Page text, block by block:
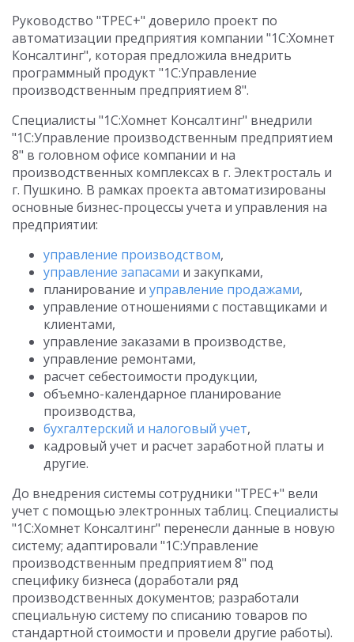
Руководство "ТРЕС+" доверило проект по
автоматизации предприятия компании "1С:Хомнет
Консалтинг", которая предложила внедрить
программный продукт "1С:Управление
производственным предприятием 8".
Специалисты "1С:Хомнет Консалтинг" внедрили
"1С:Управление производственным предприятием
8" в головном офисе компании и на
производственных комплексах в г. Электросталь и
г. Пушкино. В рамках проекта автоматизированы
основные бизнес-процессы учета и управления на
предприятии:
управление производством,
управление запасами и закупками,
планирование и управление продажами,
управление отношениями с поставщиками и
клиентами,
управление заказами в производстве,
управление ремонтами,
расчет себестоимости продукции,
объемно-календарное планирование
производства,
бухгалтерский и налоговый учет,
кадровый учет и расчет заработной платы и
другие.
До внедрения системы сотрудники "ТРЕС+" вели
учет с помощью электронных таблиц. Специалисты
"1С:Хомнет Консалтинг" перенесли данные в новую
систему; адаптировали "1С:Управление
производственным предприятием 8" под
специфику бизнеса (доработали ряд
производственных документов; разработали
специальную систему по списанию товаров по
стандартной стоимости и провели другие работы).